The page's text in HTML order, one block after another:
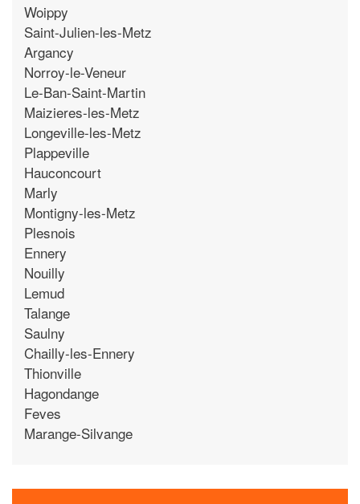
Woippy
Saint-Julien-les-Metz
Argancy
Norroy-le-Veneur
Le-Ban-Saint-Martin
Maizieres-les-Metz
Longeville-les-Metz
Plappeville
Hauconcourt
Marly
Montigny-les-Metz
Plesnois
Ennery
Nouilly
Lemud
Talange
Saulny
Chailly-les-Ennery
Thionville
Hagondange
Feves
Marange-Silvange